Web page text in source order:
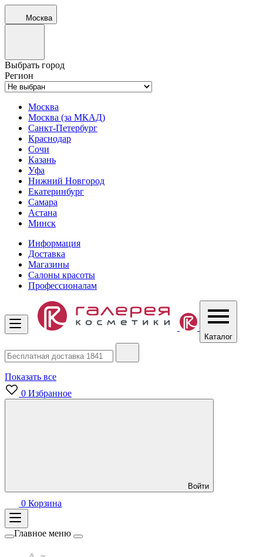
Москва
Выбрать город
Регион
Москва
Москва (за МКАД)
Санкт-Петербург
Краснодар
Сочи
Казань
Уфа
Нижний Новгород
Екатеринбург
Самара
Астана
Минск
Информация
Доставка
Магазины
Салоны красоты
Профессионалам
Каталог
Показать все
0 Избранное
Войти
0 Корзина
Главное меню